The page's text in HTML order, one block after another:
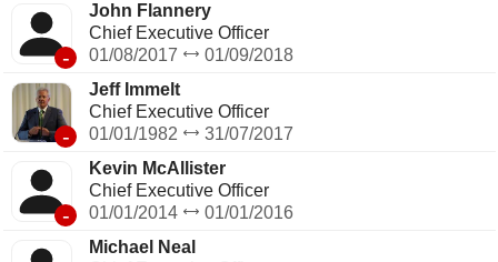
-
John Flannery
Chief Executive Officer
01/08/2017
01/09/2018
-
Jeff Immelt
Chief Executive Officer
01/01/1982
31/07/2017
-
Kevin McAllister
Chief Executive Officer
01/01/2014
01/01/2016
Michael Neal